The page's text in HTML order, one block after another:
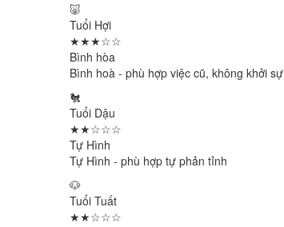
🐷
Tuổi Hợi
★★★☆☆
Bình hòa
Bình hoà - phù hợp việc cũ, không khởi sự
🐔
Tuổi Dậu
★★☆☆☆
Tự Hình
Tự Hình - phù hợp tự phản tỉnh
🐶
Tuổi Tuất
★★☆☆☆